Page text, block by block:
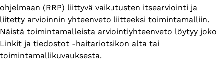
ohjelmaan (RRP) liittyvä vaikutusten itsearviointi ja
liitetty arvioinnin yhteenveto liitteeksi toimintamalliin.
Näistä toimintamalleista arviointiyhteenveto löytyy joko
Linkit ja tiedostot -haitariotsikon alta tai
toimintamallikuvauksesta.